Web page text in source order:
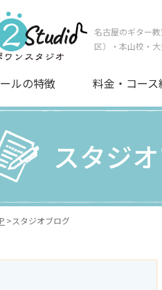
名古屋のギター
区）・本山校・
ルの特徴 料金・コース
スタジ
スタジオブログ